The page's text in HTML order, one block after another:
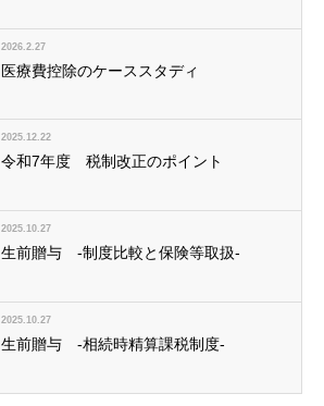
2026.2.27
医療費控除のケーススタディ
2025.12.22
令和7年度 税制改正のポイント
2025.10.27
生前贈与 -制度比較と保険等取扱-
2025.10.27
生前贈与 -相続時精算課税制度-